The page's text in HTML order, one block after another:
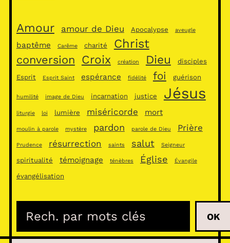
Amour amour de Dieu Apocalypse aveugle
baptême Carême charité Christ
conversion Croix création Dieu disciples
Esprit Esprit Saint espérance fidélité foi guérison
humilité image de Dieu incarnation justice Jésus
liturgie loi lumière miséricorde mort
moulin à parole mystère pardon parole de Dieu Prière
Prudence résurrection saints salut Seigneur
spiritualité témoignage ténèbres Église Évangile
évangélisation
c
OK